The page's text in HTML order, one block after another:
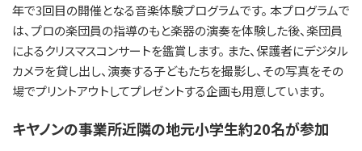
年で3回目の開催となる音楽体験プログラムです。 本プログラムで
は、プロの楽団員の指導のもと楽器の演奏を体験した後、楽団員
によるクリスマスコンサートを鑑賞します。 また、保護者にデジタル
カメラを貸し出し、演奏する子どもたちを撮影し、その写真をその
場でプリントアウトしてプレゼントする企画も用意しています。
キヤノンの事業所近隣の地元小学生約20名が参加